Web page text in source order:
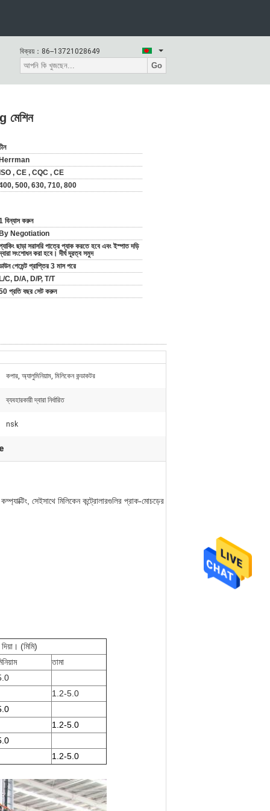
বিক্রয়： 86--13721028649
Go
মেশিন
, CE , CQC , CE
500, 630, 710, 800
বিন্যাস করুন
Negotiation
ছাড়া সরাসরি পাত্রে প্যাক করতে হবে এবং ইস্পাত দড়ি
সংশোধন করা হবে। দীর্ঘ দূরত্ব সমুদ
পেমেন্ট প্রাপ্তির 3 মাস পরে
C, D/A, D/P, T/T
প্রতি বছর সেট করুন
কপার, অ্যালুমিনিয়াম, মিলিকেন কন্ডাকটর
ব্যবহারকারী দ্বারা নির্ধারিত
nsk
সেইসাথে মিলিকেন কন্ট্রোলারগুলির প্রাক-মোচড়ের
(মিমি)
তামা
1.2-5.0
1.2-5.0
1.2-5.0